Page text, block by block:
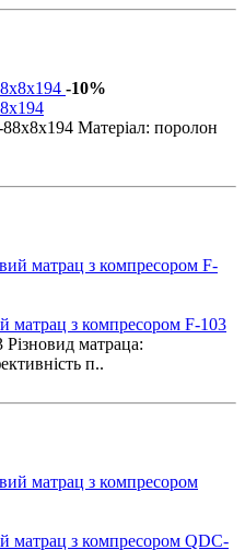
-10%
Матеріал: поролон
матрац з компресором F-103
матраца:
п..
матрац з компресором QDC-